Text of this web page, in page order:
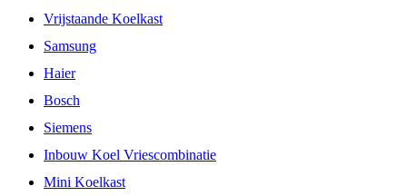
Vrijstaande Koelkast
Samsung
Haier
Bosch
Siemens
Inbouw Koel Vriescombinatie
Mini Koelkast